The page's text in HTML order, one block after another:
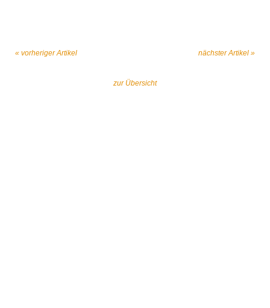
« vorheriger Artikel
zur Übersicht
nächster Artikel »